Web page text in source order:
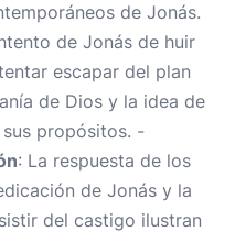
de Jonás.
de Jonás de huir
escapar del plan
de Dios y la idea de
propósitos. -
: La respuesta de los
de Jonás y la
del castigo ilustran